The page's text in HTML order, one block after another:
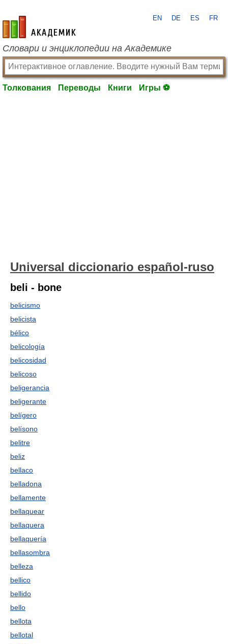
academic.ru
EN DE ES FR
Словари и энциклопедии на Академике
Толкования Переводы Книги Игры ⚽
Universal diccionario español-ruso
beli - bone
belicismo
belicista
bélico
belicología
belicosidad
belicoso
beligerancia
beligerante
belígero
belísono
belitre
beliz
bellaco
belladona
bellamente
bellaquear
bellaquera
bellaquería
bellasombra
belleza
bellico
bellido
bello
bellota
bellotal